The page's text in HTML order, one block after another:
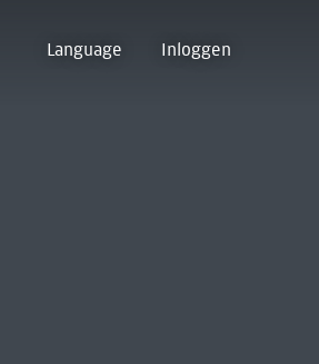
Language Inloggen